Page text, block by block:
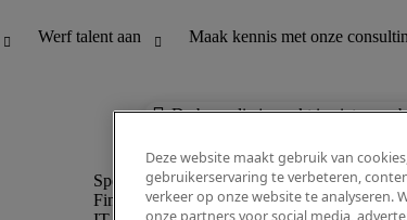
De baan die je zoekt is niet meer
Finance en boekhouding
Deze website maakt gebruik van
gebruikerservaring te verbeteren,
verkeer op onze website te analyseren.